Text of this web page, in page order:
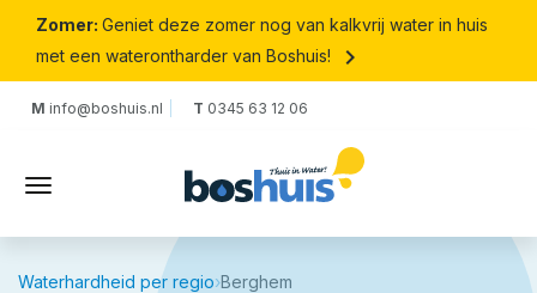
Zomer: Geniet deze zomer nog van kalkvrij water in huis
met een waterontharder van Boshuis!
keyboard_arrow_right
M info@boshuis.nl T 0345 63 12 06
Waterhardheid per regio›Berghem